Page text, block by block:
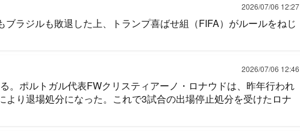
2026/07/06 12:27
ブラジルも敗退した上、トランプ喜ばせ組（FIFA）がルールをねじ
2026/07/06 12:46
。ポルトガル代表FWクリスティアーノ・ロナウドは、昨年行われ
より退場処分になった。これで3試合の出場停止処分を受けたロナ